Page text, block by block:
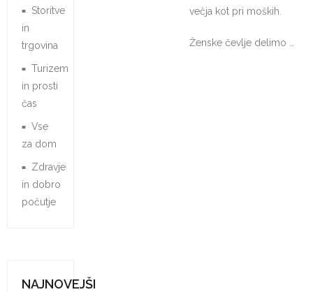
večja kot pri moških.
Ženske čevlje delimo …
Storitve
in
trgovina
Turizem
in prosti
čas
Vse
za dom
Zdravje
in dobro
počutje
NAJNOVEJŠI